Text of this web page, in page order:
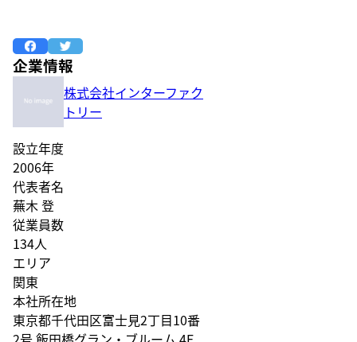
企業情報
株式会社インターファク
トリー
設立年度
2006年
代表者名
蕪木 登
従業員数
134人
エリア
関東
本社所在地
東京都千代田区富士見2丁目10番